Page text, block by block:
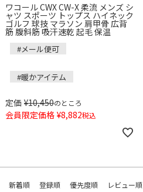
ワコール CWX CW-X 柔流 メンズ シ
ャツ スポーツ トップス ハイネック
ゴルフ 球技 マラソン 肩甲骨 広背
筋 腹斜筋 吸汗速乾 起毛 保温
#メール便可
#暖かアイテム
定価 ¥10,450のところ
会員限定価格 ¥8,882税込
新着順 登録順 優先度順 レビュー順